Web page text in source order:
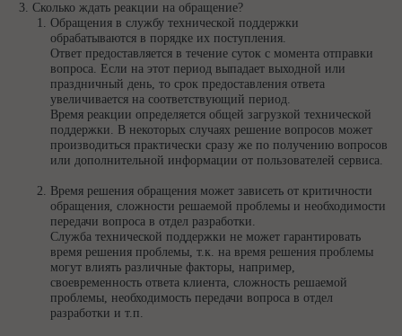
Сколько ждать реакции на обращение?
Обращения в службу технической поддержки
обрабатываются в порядке их поступления.
Ответ предоставляется в течение суток с момента отправки
вопроса. Если на этот период выпадает выходной или
праздничный день, то срок предоставления ответа
увеличивается на соответствующий период.
Время реакции определяется общей загрузкой технической
поддержки. В некоторых случаях решение вопросов может
производиться практически сразу же по получению вопросов
или дополнительной информации от пользователей сервиса.
Время решения обращения может зависеть от критичности
обращения, сложности решаемой проблемы и необходимости
передачи вопроса в отдел разработки.
Служба технической поддержки не может гарантировать
время решения проблемы, т.к. на время решения проблемы
могут влиять различные факторы, например,
своевременность ответа клиента, сложность решаемой
проблемы, необходимость передачи вопроса в отдел
разработки и т.п.